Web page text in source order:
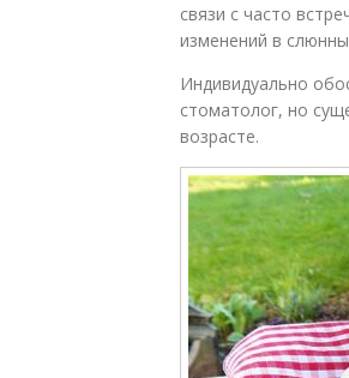
связи с часто
изменений в
Индивидуально
стоматолог, но
возрасте.